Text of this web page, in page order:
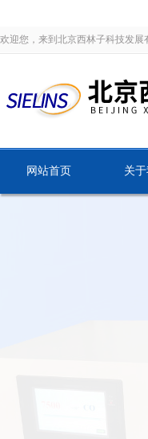
欢迎您，来到北京西林子科技发展
网站首页 关